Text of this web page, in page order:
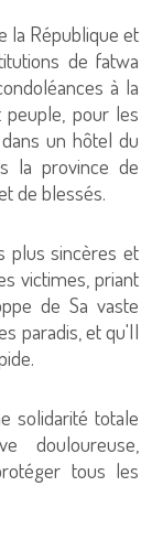
la République et
de fatwa
à la
peuple, pour les
un hôtel du
la province de
de blessés.
plus sincères et
victimes, priant
de Sa vaste
paradis, et qu'Il
solidarité totale
douloureuse,
tous les